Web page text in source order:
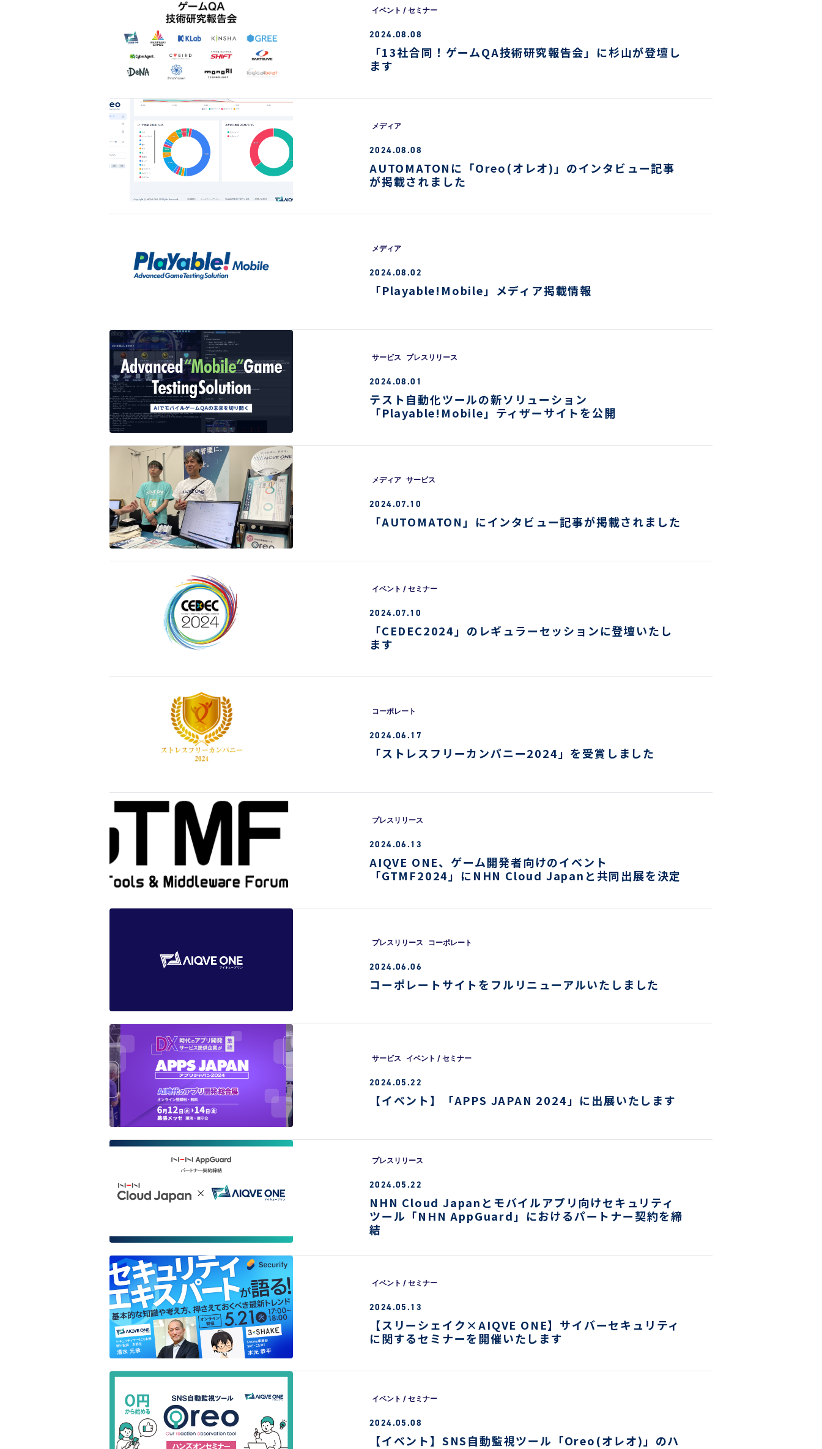
イベント / セミナー
2024.08.08
「13社合同！ゲームQA技術研究報告会」に杉山が登壇し
ます
メディア
2024.08.08
AUTOMATONに「Oreo(オレオ)」のインタビュー記事
が掲載されました
メディア
2024.08.02
「Playable!Mobile」メディア掲載情報
サービス プレスリリース
2024.08.01
テスト自動化ツールの新ソリューション
「Playable!Mobile」ティザーサイトを公開
メディア サービス
2024.07.10
「AUTOMATON」にインタビュー記事が掲載されました
イベント / セミナー
2024.07.10
「CEDEC2024」のレギュラーセッションに登壇いたし
ます
コーポレート
2024.06.17
「ストレスフリーカンパニー2024」を受賞しました
プレスリリース
2024.06.13
AIQVE ONE、ゲーム開発者向けのイベント
「GTMF2024」にNHN Cloud Japanと共同出展を決定
プレスリリース コーポレート
2024.06.06
コーポレートサイトをフルリニューアルいたしました
サービス イベント / セミナー
2024.05.22
【イベント】「APPS JAPAN 2024」に出展いたします
プレスリリース
2024.05.22
NHN Cloud Japanとモバイルアプリ向けセキュリティ
ツール「NHN AppGuard」におけるパートナー契約を締
結
イベント / セミナー
2024.05.13
【スリーシェイク×AIQVE ONE】サイバーセキュリティ
に関するセミナーを開催いたします
イベント / セミナー
2024.05.08
【イベント】SNS自動監視ツール「Oreo(オレオ)」のハ